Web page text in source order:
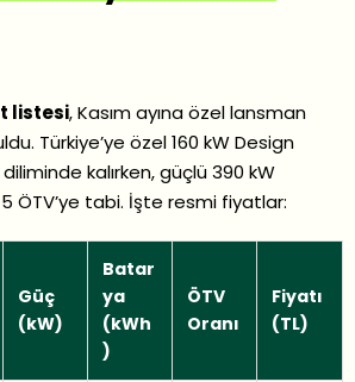
listesi, Kasım ayına özel lansman
Türkiye’ye özel 160 kW Design
kalırken, güçlü 390 kW
ÖTV’ye tabi. İşte resmi fiyatlar:
Güç
(kW)
Batar
ya
(kWh
)
ÖTV
Oranı
Fiyatı
(TL)